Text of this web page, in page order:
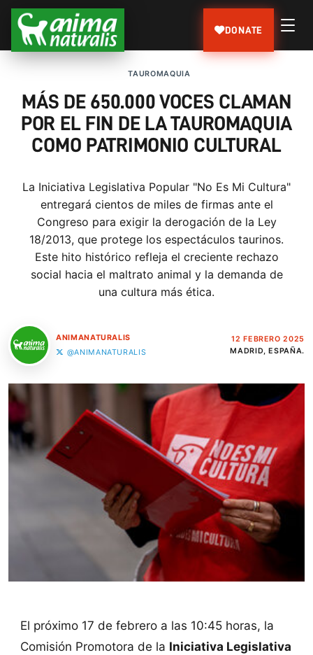
DONATE
TAUROMAQUIA
MÁS DE 650.000 VOCES CLAMAN
POR EL FIN DE LA TAUROMAQUIA
COMO PATRIMONIO CULTURAL
La Iniciativa Legislativa Popular "No Es Mi Cultura"
entregará cientos de miles de firmas ante el
Congreso para exigir la derogación de la Ley
18/2013, que protege los espectáculos taurinos.
Este hito histórico refleja el creciente rechazo
social hacia el maltrato animal y la demanda de
una cultura más ética.
ANIMANATURALIS
@ANIMANATURALIS
12 FEBRERO 2025
MADRID, ESPAÑA.
El próximo 17 de febrero a las 10:45 horas, la
Comisión Promotora de la Iniciativa Legislativa